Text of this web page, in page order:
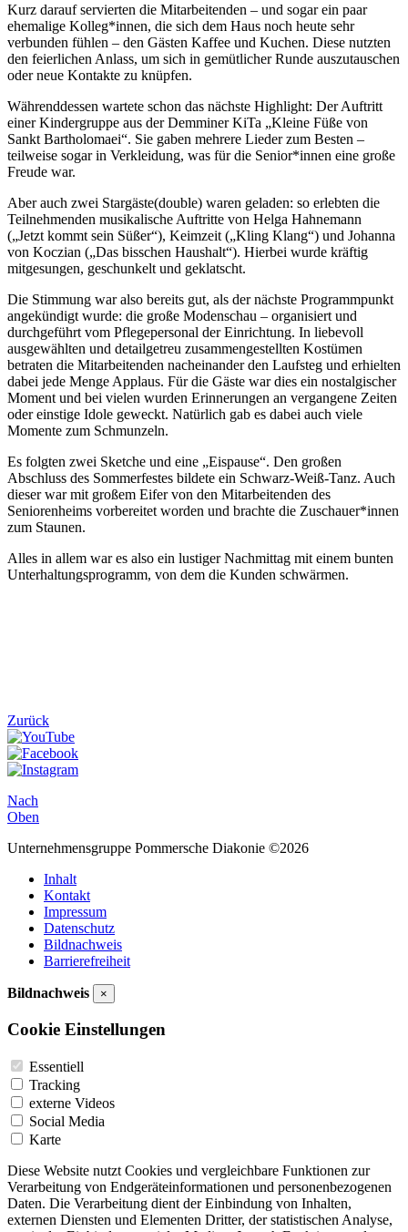
Kurz darauf servierten die Mitarbeitenden – und sogar ein paar
ehemalige Kolleg*innen, die sich dem Haus noch heute sehr
verbunden fühlen – den Gästen Kaffee und Kuchen. Diese nutzten
den feierlichen Anlass, um sich in gemütlicher Runde auszutauschen
oder neue Kontakte zu knüpfen.
Währenddessen wartete schon das nächste Highlight: Der Auftritt
einer Kindergruppe aus der Demminer KiTa „Kleine Füße von
Sankt Bartholomaei“. Sie gaben mehrere Lieder zum Besten –
teilweise sogar in Verkleidung, was für die Senior*innen eine große
Freude war.
Aber auch zwei Stargäste(double) waren geladen: so erlebten die
Teilnehmenden musikalische Auftritte von Helga Hahnemann
(„Jetzt kommt sein Süßer“), Keimzeit („Kling Klang“) und Johanna
von Koczian („Das bisschen Haushalt“). Hierbei wurde kräftig
mitgesungen, geschunkelt und geklatscht.
Die Stimmung war also bereits gut, als der nächste Programmpunkt
angekündigt wurde: die große Modenschau – organisiert und
durchgeführt vom Pflegepersonal der Einrichtung. In liebevoll
ausgewählten und detailgetreu zusammengestellten Kostümen
betraten die Mitarbeitenden nacheinander den Laufsteg und erhielten
dabei jede Menge Applaus. Für die Gäste war dies ein nostalgischer
Moment und bei vielen wurden Erinnerungen an vergangene Zeiten
oder einstige Idole geweckt. Natürlich gab es dabei auch viele
Momente zum Schmunzeln.
Es folgten zwei Sketche und eine „Eispause“. Den großen
Abschluss des Sommerfestes bildete ein Schwarz-Weiß-Tanz. Auch
dieser war mit großem Eifer von den Mitarbeitenden des
Seniorenheims vorbereitet worden und brachte die Zuschauer*innen
zum Staunen.
Alles in allem war es also ein lustiger Nachmittag mit einem bunten
Unterhaltungsprogramm, von dem die Kunden schwärmen.
Zurück
Nach
Oben
Unternehmensgruppe Pommersche Diakonie ©2026
Inhalt
Kontakt
Impressum
Datenschutz
Bildnachweis
Barrierefreiheit
Bildnachweis ×
Cookie Einstellungen
Essentiell
Tracking
externe Videos
Social Media
Karte
Diese Website nutzt Cookies und vergleichbare Funktionen zur
Verarbeitung von Endgeräteinformationen und personenbezogenen
Daten. Die Verarbeitung dient der Einbindung von Inhalten,
externen Diensten und Elementen Dritter, der statistischen Analyse,